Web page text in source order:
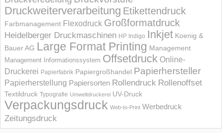
Druckweiterverarbeitung Etikettendruck
Farbmanagement Flexodruck Großformatdruck
Heidelberger Druckmaschinen HP Indigo Inkjet Koenig &
Bauer AG Large Format Printing Management
Management Informations­system Offsetdruck Online-
Druckerei Papierfabrik Papiergroßhandel Papierhersteller
Papierherstellung Papiersorten Rollendruck Rollenoffset
Textildruck Typografie Umweltdruckerei UV-Druck
Verpackungsdruck Web-to-Print Werbedruck
Zeitungsdruck